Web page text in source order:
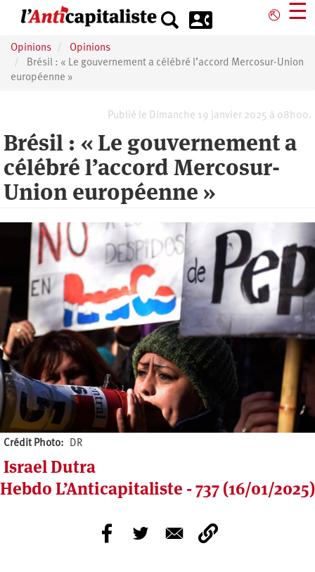
principal
⎋ ☰
Opinions
Opinions
Brésil : « Le gouvernement a célébré l’accord Mercosur-Union
européenne »
Publié le Dimanche 19 janvier 2025 à 08h00.
Brésil : « Le gouvernement a
célébré l’accord Mercosur-
Union européenne »
Crédit Photo DR
Israel Dutra
Hebdo L’Anticapitaliste - 737 (16/01/2025)